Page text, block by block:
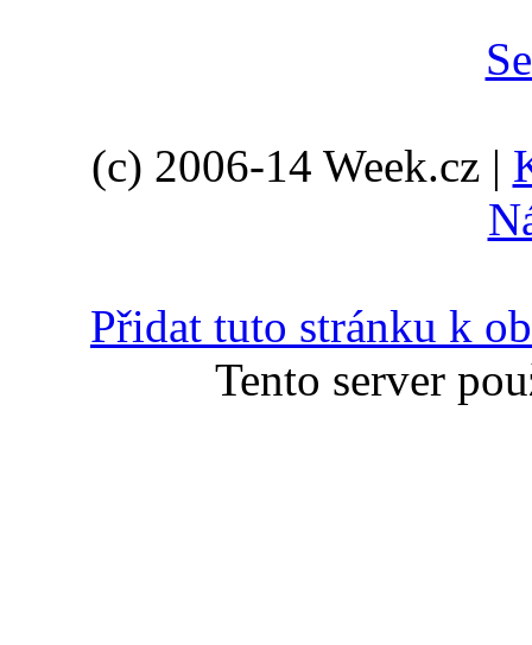
(c) 2006-14 Week.cz |
Přidat tuto stránku k
Tento server